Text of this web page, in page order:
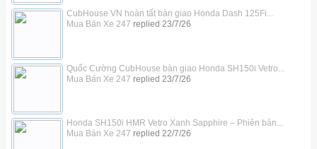
CubHouse VN hoàn tất bàn giao Honda Dash 125Fi...
Mua Bán Xe 247 replied 23/7/26
Quốc Cường CubHouse bàn giao Honda SH150i Vetro...
Mua Bán Xe 247 replied 23/7/26
Honda SH150i HMR Vetro Xanh Sapphire – Phiên bản...
Mua Bán Xe 247 replied 22/7/26